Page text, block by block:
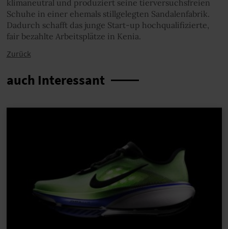
klimaneutral und produziert seine tierversuchsfreien
Schuhe in einer ehemals stillgelegten Sandalenfabrik.
Dadurch schafft das junge Start-up hochqualifizierte,
fair bezahlte Arbeitsplätze in Kenia.
Zurück
auch Interessant